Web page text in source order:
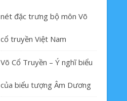
nét đặc trưng bộ môn Võ
cổ truyền Việt Nam
Võ Cổ Truyền – Ý nghĩ biểu
của biểu tượng Âm Dương